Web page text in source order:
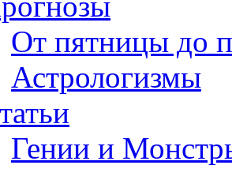
От пятницы до
Астрологизмы
Гении и